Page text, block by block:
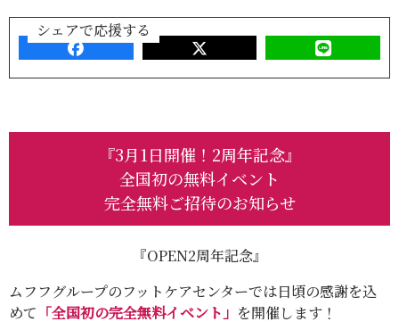
シェアで応援する
『3月1日開催！2周年記念』
全国初の無料イベント
完全無料ご招待のお知らせ
『OPEN2周年記念』
ムフフグループのフットケアセンターでは日頃の感謝を込
めて 「全国初の完全無料イベント」 を開催します！